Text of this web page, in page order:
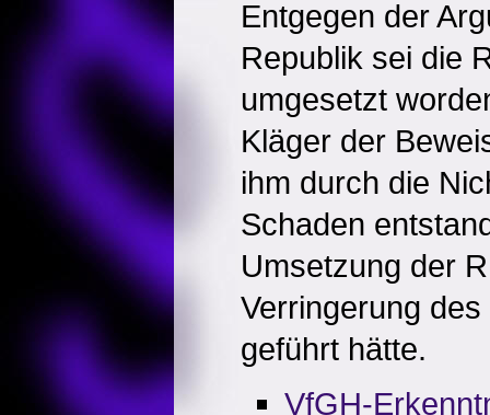
Entgegen der
Republik sei die
umgesetzt
Kläger der
ihm durch die
Schaden
Umsetzung der
Verringerung
geführt hätte.
VfGH-